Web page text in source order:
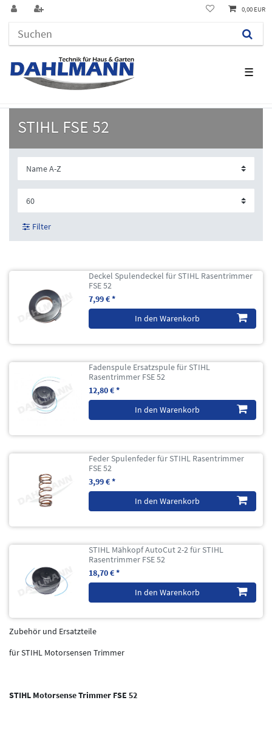
☰
0,00 EUR
STIHL FSE 52
Filter
Deckel Spulendeckel für STIHL Rasentrimmer
FSE 52
7,99 € *
In den Warenkorb
Fadenspule Ersatzspule für STIHL
Rasentrimmer FSE 52
12,80 € *
In den Warenkorb
Feder Spulenfeder für STIHL Rasentrimmer
FSE 52
3,99 € *
In den Warenkorb
STIHL Mähkopf AutoCut 2-2 für STIHL
Rasentrimmer FSE 52
18,70 € *
In den Warenkorb
Zubehör und Ersatzteile
für STIHL Motorsensen Trimmer
STIHL Motorsense Trimmer FSE 52